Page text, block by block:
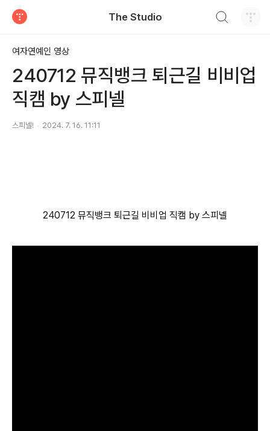
The Studio
여자연예인 영상
240712 뮤직뱅크 퇴근길 비비업
직캠 by 스피넬
스피넬! 2024. 7. 16. 11:11
240712 뮤직뱅크 퇴근길 비비업 직캠 by 스피넬